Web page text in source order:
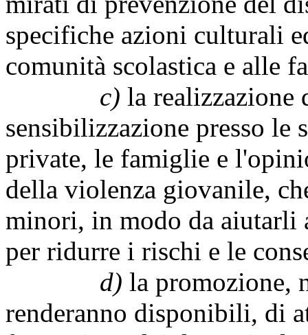
specifiche azioni culturali
comunità scolastica e alle
c) la realizzazione
sensibilizzazione presso
private, le famiglie e
della violenza giovanile,
minori, in modo da aiutarli
per ridurre i rischi e le
d) la promozione,
renderanno disponibili, di